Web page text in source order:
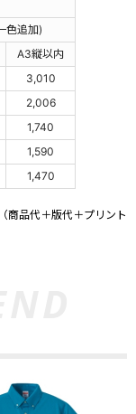
色追加)
A3縦以内
3,010
2,006
1,740
1,590
1,470
商品代＋版代＋プリント